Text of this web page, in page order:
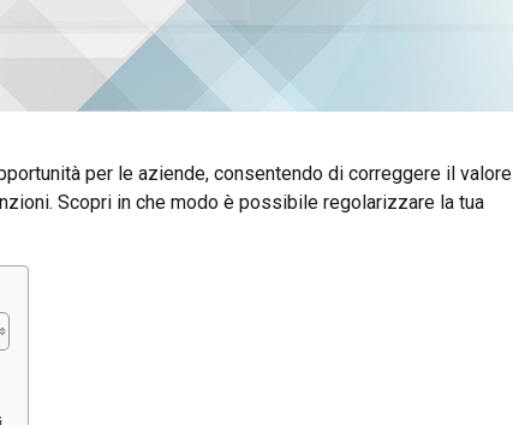
per le aziende, consentendo di correggere il valore
Scopri in che modo è possibile regolarizzare la tua